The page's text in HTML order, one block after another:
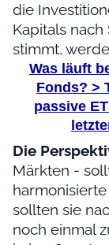
die
Kapitals
stimmt,
Was läuft
Fonds? >
passive
Die
Märkten -
sollten sie
noch einmal